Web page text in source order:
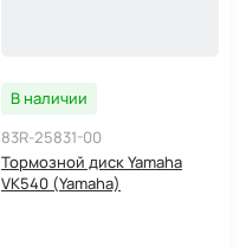
В наличии
83R-25831-00
Тормозной диск Yamaha
VK540 (Yamaha)